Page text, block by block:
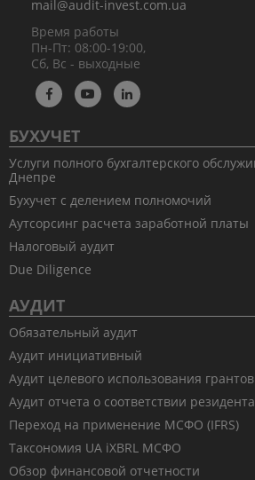
mail@audit-invest.com.ua
Время работы
Пн-Пт: 08:00-19:00,
Сб, Вс - выходные
БУХУЧЕТ
Услуги полного бухгалтерского
Днепре
Бухучет с делением полномочий
Аутсорсинг расчета заработной платы
Налоговый аудит
Due Diligence
АУДИТ
Обязательный аудит
Аудит инициативный
Аудит целевого использования
Аудит отчета о соответствии
Переход на применение МСФО (IFRS)
Таксономия UA iXBRL МСФО
Обзор финансовой отчетности